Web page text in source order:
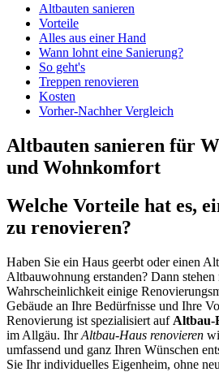
Altbauten sanieren
Vorteile
Alles aus einer Hand
Wann lohnt eine Sanierung?
So geht's
Treppen renovieren
Kosten
Vorher-Nachher Vergleich
Altbauten sanieren für
und Wohnkomfort
Welche Vorteile hat es,
zu renovieren?
Haben Sie ein Haus geerbt oder einen
Altbauwohnung erstanden? Dann stehen
Wahrscheinlichkeit einige
Gebäude an Ihre Bedürfnisse und Ihre
Renovierung ist spezialisiert auf Altbau-
im Allgäu. IhrAltbau-Haus renovieren
umfassend und ganz Ihren Wünschen
Sie Ihr individuelles Eigenheim, ohne